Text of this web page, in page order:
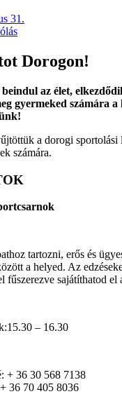
31.
Dorogon!
az élet,
gyermeked számára a
a dorogi sportolási
számára.
tartozni, erős és
a helyed. Az
fűszerezve sajátíthatod el
– 16.30
+ 36 30 568 7138
36 70 405 8036